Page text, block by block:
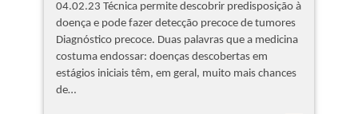
04.02.23 Técnica permite descobrir predisposição à
doença e pode fazer detecção precoce de tumores
Diagnóstico precoce. Duas palavras que a medicina
costuma endossar: doenças descobertas em
estágios iniciais têm, em geral, muito mais chances
de…